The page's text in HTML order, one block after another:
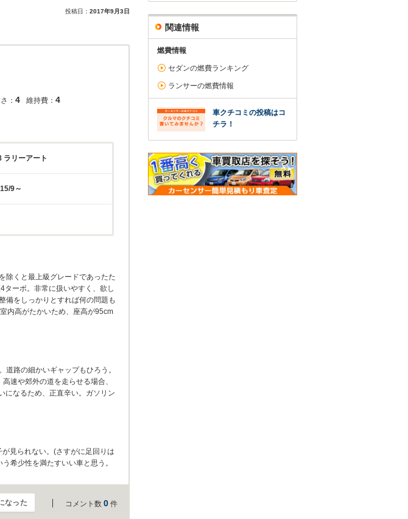
投稿日： 2017年9月3日
： 4 維持費： 4
ラリーアート
9～
除くと最上級グレードであったた
ターボ。非常に扱いやすく、欲し
備をしっかりとすれば何の問題も
内高がたかいため、座高が95cm
路の細かいギャップもひろう。
速や郊外の道を走らせる場合、
になるため、正直辛い。ガソリン
見られない。(さすがに足回りは
希少性を満たすいい車と思う。
なった コメント数 0 件
関連情報
燃費情報
セダンの燃費ランキング
ランサーの燃費情報
車クチコミの投稿はコ
チラ！